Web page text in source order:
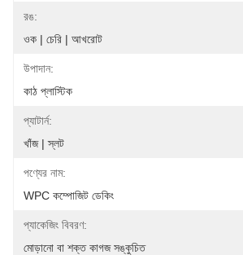
রঙ:
ওক | চেরি | আখরোট
উপাদান:
কাঠ প্লাস্টিক
প্যাটার্ন:
খাঁজ | স্লট
পণ্যের নাম:
WPC কম্পোজিট ডেকিং
প্যাকেজিং বিবরণ:
মোড়ানো বা শক্ত কাগজ সঙ্কুচিত